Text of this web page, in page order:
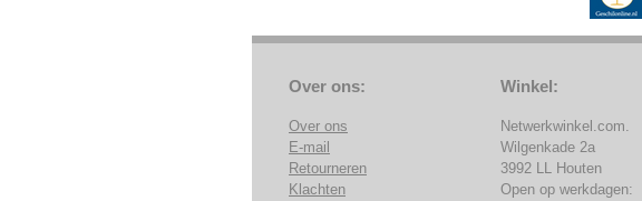
Over ons:
Over ons
E-mail
Retourneren
Klachten
Winkel:
Netwerkwinkel.com.
Wilgenkade 2a
3992 LL Houten
Open op werkdagen: